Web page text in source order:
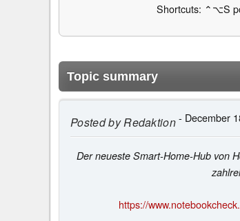
Shortcuts: ⌃⌥S
Topic summary
Posted byRedaktion- December
Der neueste Smart-Home-Hub von
https://